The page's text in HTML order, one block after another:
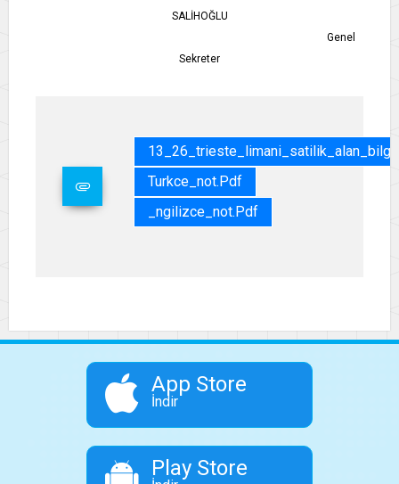
SALİHOĞLU
Genel
Sekreter
Turkce_not.pdf
_ngilizce_not.pdf
App Store
İndir
Play Store